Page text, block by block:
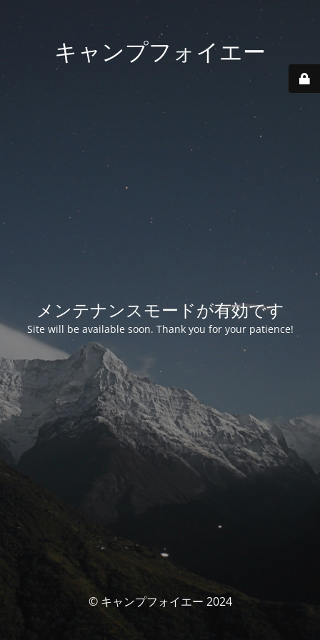
キャンプフォイエー
メンテナンスモードが有効です
Site will be available soon. Thank you for your patience!
© キャンプフォイエー 2024